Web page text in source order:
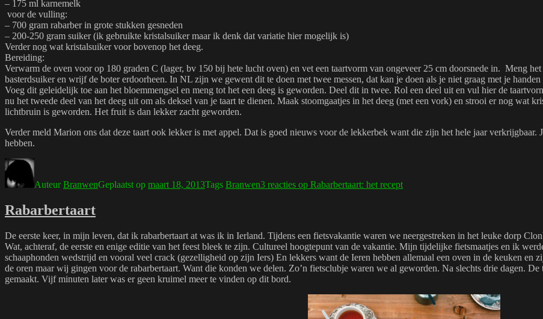
– 175 ml karnemelk
voor de vulling:
– 700 gram rabarber in grote stukken gesneden
– 200-250 gram suiker (ik gebruikte kristalsuiker maar ik denk dat variatie hier mogelijk is)
Verder nog wat kristalsuiker voor bovenop het deeg.
Bereiding:
Verwarm de oven voor op 180 graden C (lager, bv 150 bij hete lucht oven) en vet een taartvorm van ongeveer 25 cm doorsnede in. Meng
basterdsuiker en wrijf de boter erdoorheen. In NL zijn we gewent dit te doen met twee messen, dat kan je doen als je niet graag met je
Voeg dit geleidelijk toe aan het bloemmengsel en meng tot het een deeg is geworden. Deel dit in twee. Rol een deel uit en vul hier de
nu het tweede deel van het deeg uit om als deksel van je taart te dienen. Maak stoomgaatjes in het deeg (met een vork) en strooi er nog wat
lichtbruin is geworden. Het fruit is dan lekker zacht geworden.
Verder meld Marion ons dat deze taart ook lekker is met appel. Dat is goed nieuws voor de lekkerbek want die zijn het hele jaar verkrijgbaar.
hebben.
AuteurBranwenGeplaatst op maart 18, 2013Tags Branwen3 reacties op Rabarbertaart: het recept
Rabarbertaart
De eerste keer, in mijn leven, dat ik rabarbertaart at was ik in Ierland. Tijdens een fietsvakantie waren we neergestreken in het leuke dorp
Wat, achteraf, de eerste en enige editie van het feest bleek te zijn. Cultureel hoogtepunt van de vakantie. Mijn tijdelijke fietsmaatjes en ik
schaaphonden wedstrijd en vooral veel crack (gezelligheid op zijn Iers) En lekkers want de Ieren hebben allemaal een oven in de keuken en
de oren maar wij gingen voor de rabarbertaart. Want die konden we delen. Zo’n fietsclubje waren we al geworden. Na slechts drie dagen.
gemaakt. Vijf minuten later was er geen kruimel meer te vinden op dit bord.